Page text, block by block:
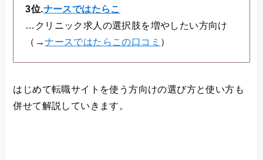
3位.ナースではたらこ
…クリニック求人の選択肢を増やしたい方向け
（→ナースではたらこの口コミ ）
はじめて転職サイトを使う方向けの選び方と使い方も
併せて解説していきます。